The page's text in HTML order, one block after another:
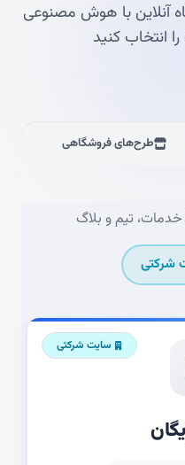
آنلاین با هوش مصنوعی
انتخاب کنید
طرح‌های فروشگاهی
خدمات، تیم و بلاگ
شرکتی
سایت شرکتی